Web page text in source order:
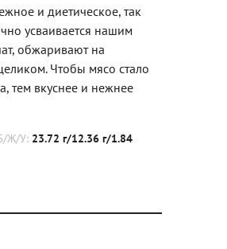
и диетическое, так
усваивается нашим
обжаривают на
Чтобы мясо стало
тем вкуснее и нежнее
Ж/У: 23.72 г/12.36 г/1.84